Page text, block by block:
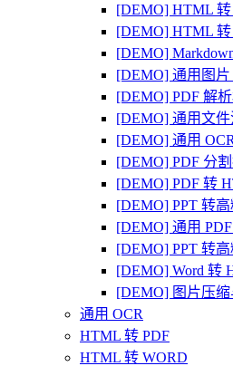
[DEMO] HTML 转
[DEMO] HTML
[DEMO]
[DEMO] 通用图片
[DEMO] PDF 解
[DEMO] 通用文件
[DEMO] 通用
[DEMO] PDF 分
[DEMO] PDF 转
[DEMO] PPT 转
[DEMO] 通用
[DEMO] PPT 转
[DEMO] Word 转
[DEMO] 图片压
通用 OCR
HTML 转 PDF
HTML 转 WORD